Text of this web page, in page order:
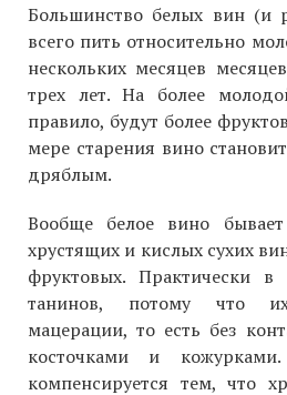
Большинство белых вин (и
всего пить относительно
нескольких месяцев
трех лет. На более
правило, будут более
мере старения вино
дряблым.
Вообще белое вино
хрустящих и кислых сухих
фруктовых. Практически
танинов, потому что
мацерации, то есть без
косточками и
компенсируется тем, что